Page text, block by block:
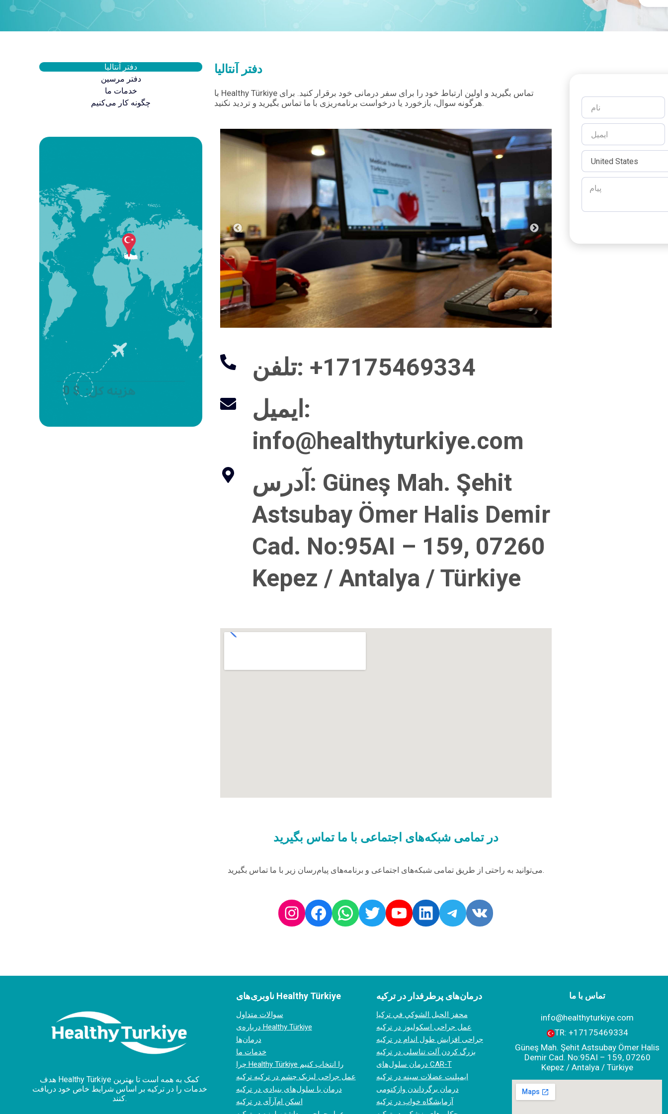
دفتر آنتالیا
دفتر مرسین
خدمات ما
چگونه کار می‌کنیم
دفتر آنتالیا
با Healthy Türkiye تماس بگیرید و اولین ارتباط خود را برای سفر درمانی خود برقرار کنید. برای
هرگونه سوال، بازخورد یا درخواست برنامه‌ریزی با ما تماس بگیرید و تردید نکنید.
تلفن
ایمیل :
info@healthyturkiye.com
آدرس : Güneş Mah. Şehit
Astsubay Ömer Halis Demir
Cad. No:95AI – 159, 07260
Kepez / Antalya / Türkiye
در تمامی شبکه‌های اجتماعی با ما تماس بگیرید
می‌توانید به راحتی از طریق تمامی شبکه‌های اجتماعی و برنامه‌های پیام‌رسان زیر با ما تماس بگیرید.
Instagram
Facebook
Whatsapp
TwitterYoutube
Linkedin
Telegram
Vk
هدف Healthy Türkiye کمک به همه است تا بهترین
خدمات را در ترکیه بر اساس شرایط خاص خود دریافت
کنند.
ناوبری‌های Healthy Türkiye
سوالات متداول
درباره‌ی Healthy Türkiye
درمان‌ها
خدمات ما
چرا Healthy Türkiye را انتخاب کنیم
عمل جراحی لیزیک چشم در ترکیه ترکیه
درمان با سلول‌های بنیادی در ترکیه
اسکن ام‌آر‌آی در ترکیه
درمان‌های پرطرفدار در ترکیه
محفز الحبل الشوكي في تركيا
عمل جراحی اسکولیوز در ترکیه
جراحی افزایش طول اندام در ترکیه
بزرگ کردن آلت تناسلی در ترکیه
درمان سلول‌های CAR-T
ایمپلنت عضلات سینه در ترکیه
درمان برگرداندن وازکتومی
آزمایشگاه خواب در ترکیه
تماس با ما
info@healthyturkiye.com
TR: +‪17175469334‬
Güneş Mah. Şehit Astsubay Ömer Halis
Demir Cad. No:95AI – 159, 07260
Kepez / Antalya / Türkiye